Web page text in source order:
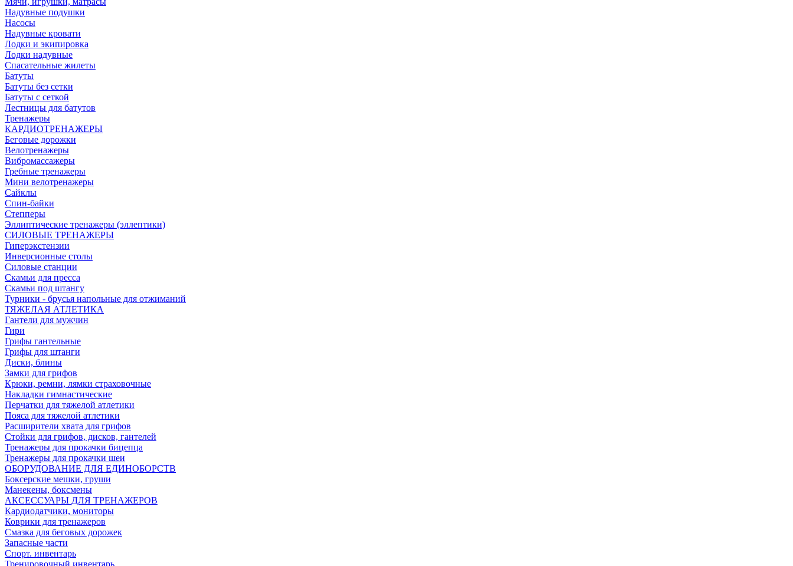
Надувные подушки
Насосы
Надувные кровати
Лодки и экипировка
Лодки надувные
Спасательные жилеты
Батуты
Батуты без сетки
Батуты с сеткой
Лестницы для батутов
Тренажеры
КАРДИОТРЕНАЖЕРЫ
Беговые дорожки
Велотренажеры
Вибромассажеры
Гребные тренажеры
Мини велотренажеры
Сайклы
Спин-байки
Степперы
Эллиптические тренажеры (эллептики)
СИЛОВЫЕ ТРЕНАЖЕРЫ
Гиперэкстензии
Инверсионные столы
Силовые станции
Скамьи для пресса
Скамьи под штангу
Турники - брусья напольные для отжиманий
ТЯЖЕЛАЯ АТЛЕТИКА
Гантели для мужчин
Гири
Грифы гантельные
Грифы для штанги
Диски, блины
Замки для грифов
Крюки, ремни, лямки страховочные
Накладки гимнастические
Перчатки для тяжелой атлетики
Пояса для тяжелой атлетики
Расширители хвата для грифов
Стойки для грифов, дисков, гантелей
Тренажеры для прокачки бицепца
Тренажеры для прокачки шеи
ОБОРУДОВАНИЕ ДЛЯ ЕДИНОБОРСТВ
Боксерские мешки, груши
Манекены, боксмены
АКСЕССУАРЫ ДЛЯ ТРЕНАЖЕРОВ
Кардиодатчики, мониторы
Коврики для тренажеров
Смазка для беговых дорожек
Запасные части
Спорт. инвентарь
Тренировочный инвентарь